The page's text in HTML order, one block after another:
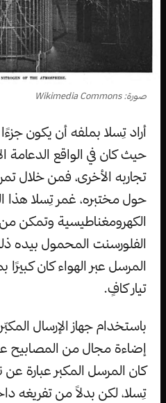
صورة: Wikimedia Commons
أراد تِسلا بملفه أن يكون
حيث كان في الواقع الدعامة
تجاربه الأخرى، فمن خلال
حول مختبره، غمر تِسلا هذا
الكهرومغناطيسية وتمكن
الفلورسنت المحمول بيده
المرسل عبر الهواء كان
تيار كافٍ.
باستخدام جهاز الإرسال
إضاءة مجال من المصابيح
كان المرسل المكبر عبارة
تِسلا، لكن بدلاً من تفريغه